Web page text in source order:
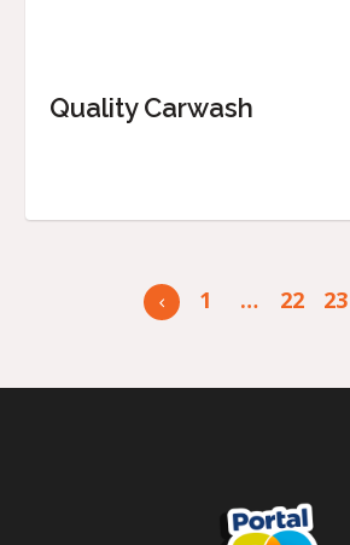
Quality Carwash
1 … 22 23